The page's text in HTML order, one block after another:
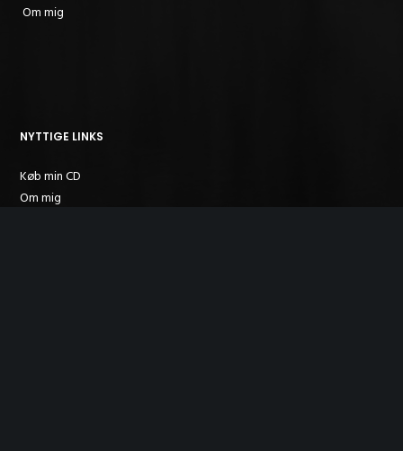
Om mig
NYTTIGE LINKS
Køb min CD
Om mig